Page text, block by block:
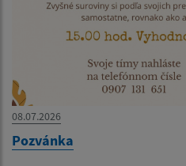
08.07.2026
Pozvánka